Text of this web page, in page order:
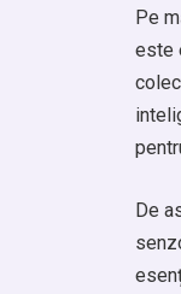
Pe
este
De